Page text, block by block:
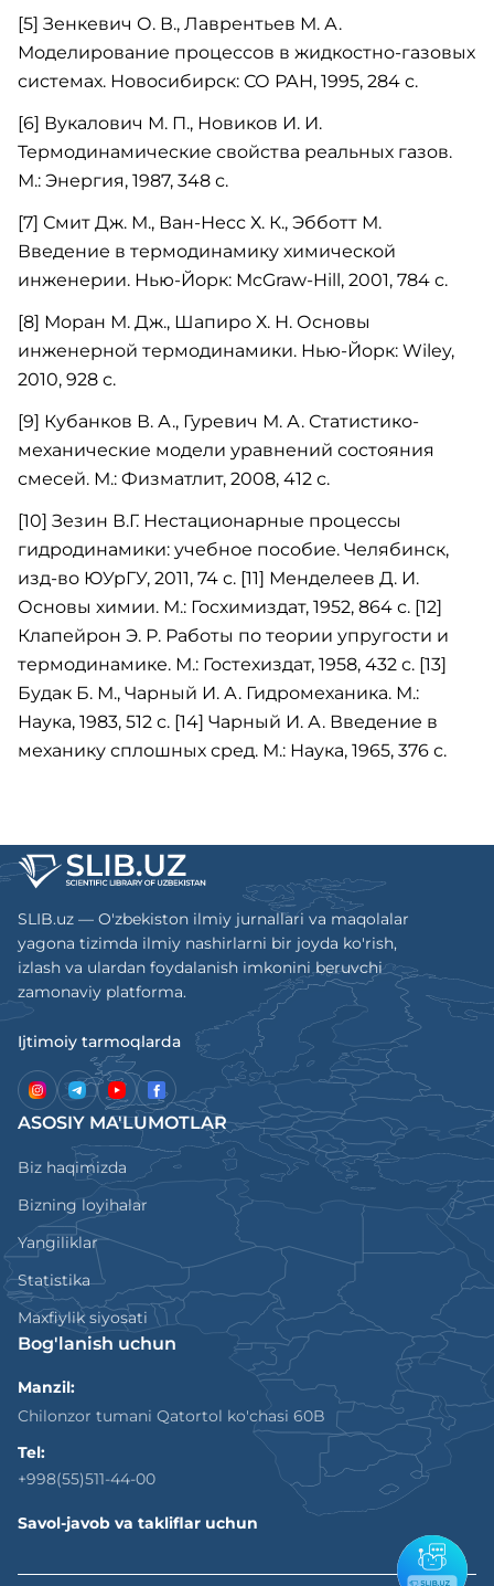
[5] Зенкевич О. В., Лаврентьев М. А.
Моделирование процессов в жидкостно-газовых
системах. Новосибирск: СО РАН, 1995, 284 с.
[6] Вукалович М. П., Новиков И. И.
Термодинамические свойства реальных газов.
М.: Энергия, 1987, 348 с.
[7] Смит Дж. М., Ван-Несс Х. К., Эбботт М.
Введение в термодинамику химической
инженерии. Нью-Йорк: McGraw-Hill, 2001, 784 с.
[8] Моран М. Дж., Шапиро Х. Н. Основы
инженерной термодинамики. Нью-Йорк: Wiley,
2010, 928 с.
[9] Кубанков В. А., Гуревич М. А. Статистико-
механические модели уравнений состояния
смесей. М.: Физматлит, 2008, 412 с.
[10] Зезин В.Г. Нестационарные процессы
гидродинамики: учебное пособие. Челябинск,
изд-во ЮУрГУ, 2011, 74 с. [11] Менделеев Д. И.
Основы химии. М.: Госхимиздат, 1952, 864 с. [12]
Клапейрон Э. Р. Работы по теории упругости и
термодинамике. М.: Гостехиздат, 1958, 432 с. [13]
Будак Б. М., Чарный И. А. Гидромеханика. М.:
Наука, 1983, 512 с. [14] Чарный И. А. Введение в
механику сплошных сред. М.: Наука, 1965, 376 с.
SLIB.uz — O'zbekiston ilmiy jurnallari va maqolalar
yagona tizimda ilmiy nashirlarni bir joyda ko'rish,
izlash va ulardan foydalanish imkonini beruvchi
zamonaviy platforma.
Ijtimoiy tarmoqlarda
ASOSIY MA'LUMOTLAR
Biz haqimizda
Bizning loyihalar
Yangiliklar
Statistika
Maxfiylik siyosati
Bog'lanish uchun
Manzil:
Chilonzor tumani Qatortol ko'chasi 60B
Tel:
+998(55)511-44-00
Savol-javob va takliflar uchun